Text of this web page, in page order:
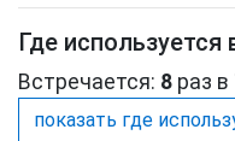
Где
Встречается: 8 раз в
показать где